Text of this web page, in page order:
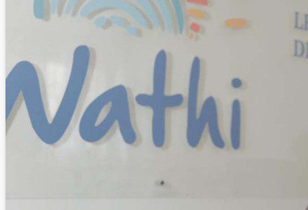
Justice pour les victimes des crimes graves au
Renforcement et transformation des systèmes
Élection présidentielle Sénégal 2024, réformes
Conversations sur l’avenir du Sahel
Débats citoyens place et rôle des femmes
Protection des droits de l’Homme en Afrique